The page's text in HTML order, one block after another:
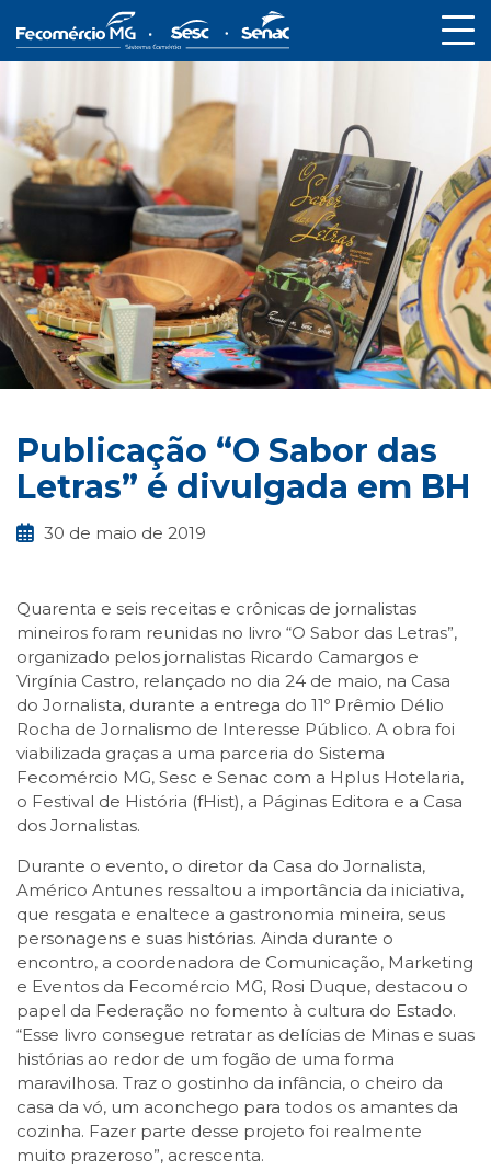
Publicação “O Sabor das
Letras” é divulgada em BH
30 de maio de 2019
Quarenta e seis receitas e crônicas de jornalistas
mineiros foram reunidas no livro “O Sabor das Letras”,
organizado pelos jornalistas Ricardo Camargos e
Virgínia Castro, relançado no dia 24 de maio, na Casa
do Jornalista, durante a entrega do 11º Prêmio Délio
Rocha de Jornalismo de Interesse Público. A obra foi
viabilizada graças a uma parceria do Sistema
Fecomércio MG, Sesc e Senac com a Hplus Hotelaria,
o Festival de História (fHist), a Páginas Editora e a Casa
dos Jornalistas.
Durante o evento, o diretor da Casa do Jornalista,
Américo Antunes ressaltou a importância da iniciativa,
que resgata e enaltece a gastronomia mineira, seus
personagens e suas histórias. Ainda durante o
encontro, a coordenadora de Comunicação, Marketing
e Eventos da Fecomércio MG, Rosi Duque, destacou o
papel da Federação no fomento à cultura do Estado.
“Esse livro consegue retratar as delícias de Minas e suas
histórias ao redor de um fogão de uma forma
maravilhosa. Traz o gostinho da infância, o cheiro da
casa da vó, um aconchego para todos os amantes da
cozinha. Fazer parte desse projeto foi realmente
muito prazeroso”, acrescenta.